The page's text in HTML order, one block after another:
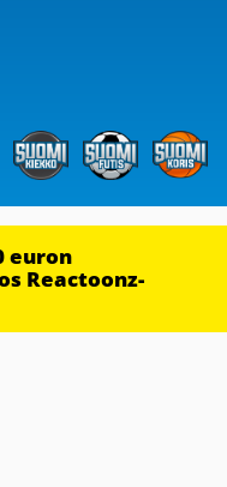
euron
Reactoonz-